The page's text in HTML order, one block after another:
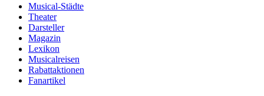
Musical-Städte
Theater
Darsteller
Magazin
Lexikon
Musicalreisen
Rabattaktionen
Fanartikel